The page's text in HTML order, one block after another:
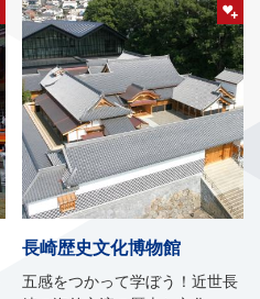
長崎歴史文化博物館
五感をつかって学ぼう！近世長